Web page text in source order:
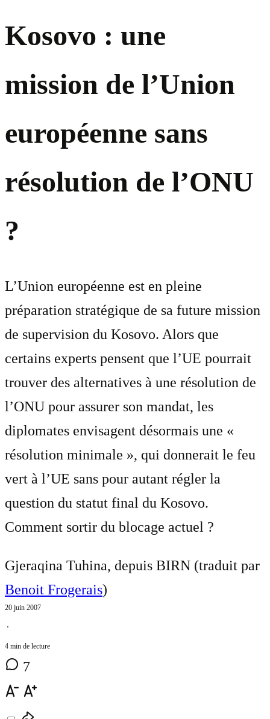
Kosovo : une
mission de l’Union
européenne sans
résolution de l’ONU
?
L’Union européenne est en pleine
préparation stratégique de sa future mission
de supervision du Kosovo. Alors que
certains experts pensent que l’UE pourrait
trouver des alternatives à une résolution de
l’ONU pour assurer son mandat, les
diplomates envisagent désormais une «
résolution minimale », qui donnerait le feu
vert à l’UE sans pour autant régler la
question du statut final du Kosovo.
Comment sortir du blocage actuel ?
Gjeraqina Tuhina, depuis BIRN (traduit par
Benoit Frogerais)
20 juin 2007
⋅
4 min de lecture
7